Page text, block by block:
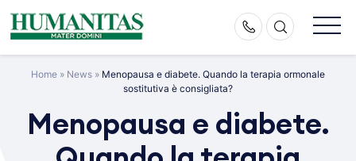
Skip
to
Home » News » Menopausa e diabete. Quando la terapia ormonale
sostitutiva è consigliata?
Menopausa e diabete.